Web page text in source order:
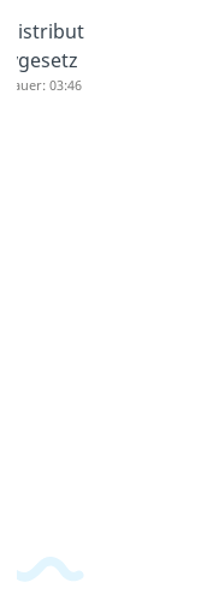
Distribut
ivgesetz
Dauer: 03:46